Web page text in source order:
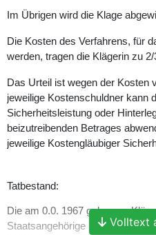
Im Übrigen wird die Klage
Die Kosten des Verfahrens, für
werden, tragen die Klägerin zu
Das Urteil ist wegen der Kosten
jeweilige Kostenschuldner kann
Sicherheitsleistung oder
beizutreibenden Betrages
jeweilige Kostengläubiger
Tatbestand:
Die am 0.0. 1967 geborene
Staatsangehörige muslimischen
Volltext